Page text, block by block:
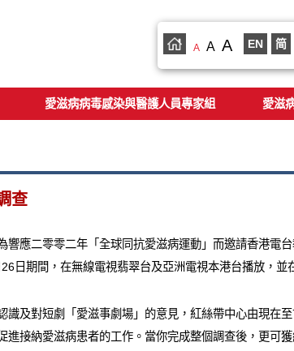
A A A EN 简
愛滋病病毒感染與醫護人員專家組 愛滋
查
響應二零零二年「全球同抗愛滋病運動」而邀請香港電
日期間，在無線電視翡翠台及亞洲電視本港台播放，並
識及對短劇「愛滋事劇場」的意見，紅絲帶中心由現在
進接納愛滋病患者的工作。當你完成整個調查後，更可獲